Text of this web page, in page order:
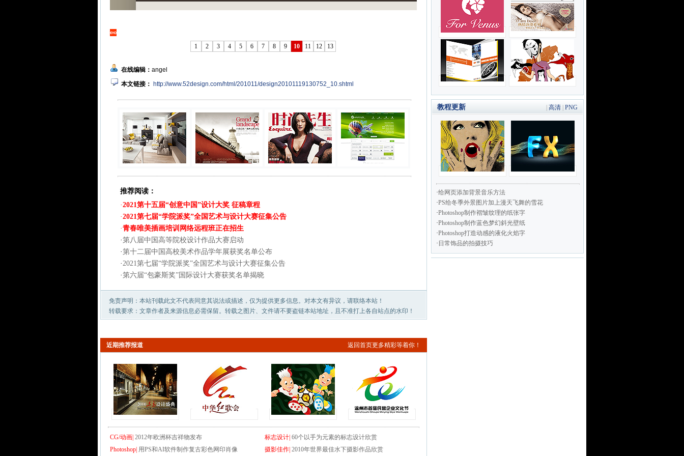
1 2 3 4 5 6 7 8 9 10 11 12 13
在线编辑： angel
本文链接：
http://www.52design.com/html/201011/design20101119130752_10.shtml
推荐阅读：
·2021第十五届“创意中国”设计大奖 征稿章程
·2021第七届“学院派奖”全国艺术与设计大赛征集公告
·青春唯美插画培训网络远程班正在招生
·第八届中国高等院校设计作品大赛启动
·第十二届中国高校美术作品学年展获奖名单公布
·2021第七届“学院派奖”全国艺术与设计大赛征集公告
·第六届“包豪斯奖”国际设计大赛获奖名单揭晓
免责声明：本站刊载此文不代表同意其说法或描述，仅为提供更多信息。对本文有异议，请联络本站！
转载要求：文章作者及来源信息必需保留。转载之图片、文件请不要盗链本站地址，且不准打上各自站点的水印！
近期推荐报道 返回首页更多精彩等着你！
CG/动画| 2012年欧洲杯吉祥物发布 标志设计| 60个以手为元素的标志设计欣赏
Photoshop| 用PS和AI软件制作复古彩色网印肖像 摄影佳作| 2010年世界最佳水下摄影作品欣赏
教程更新 高清 PNG
·给网页添加背景音乐方法
·PS给冬季外景图片加上漫天飞舞的雪花
·Photoshop制作褶皱纹理的纸张字
·Photoshop制作蓝色梦幻斜光壁纸
·Photoshop打造动感的液化火焰字
· 日常饰品的拍摄技巧